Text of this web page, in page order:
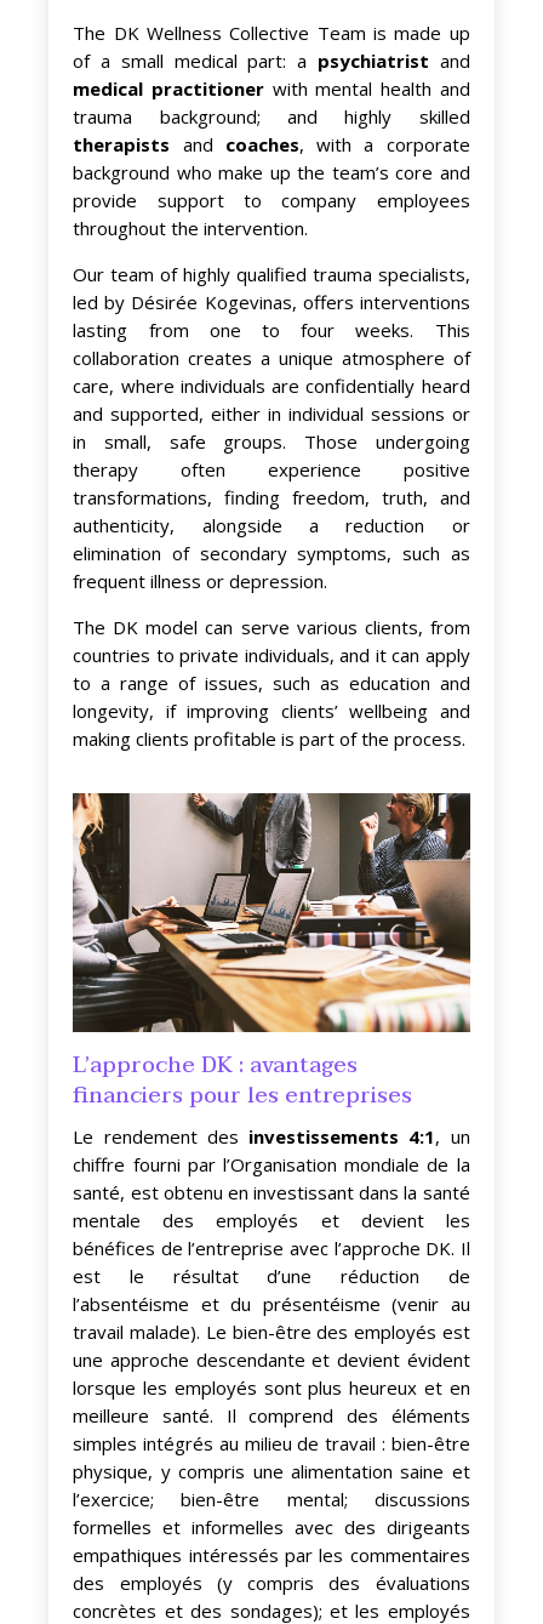
The DK Wellness Collective Team is made up
of a small medical part: a psychiatrist and
medical practitioner with mental health and
trauma background; and highly skilled
therapists and coaches, with a corporate
background who make up the team’s core and
provide support to company employees
throughout the intervention.
Our team of highly qualified trauma specialists,
led by Désirée Kogevinas, offers interventions
lasting from one to four weeks. This
collaboration creates a unique atmosphere of
care, where individuals are confidentially heard
and supported, either in individual sessions or
in small, safe groups. Those undergoing
therapy often experience positive
transformations, finding freedom, truth, and
authenticity, alongside a reduction or
elimination of secondary symptoms, such as
frequent illness or depression.
The DK model can serve various clients, from
countries to private individuals, and it can apply
to a range of issues, such as education and
longevity, if improving clients’ wellbeing and
making clients profitable is part of the process.
L’approche DK : avantages
financiers pour les entreprises
Le rendement des investissements 4:1, un
chiffre fourni par l’Organisation mondiale de la
santé, est obtenu en investissant dans la santé
mentale des employés et devient les
bénéfices de l’entreprise avec l’approche DK. Il
est le résultat d’une réduction de
l’absentéisme et du présentéisme (venir au
travail malade). Le bien-être des employés est
une approche descendante et devient évident
lorsque les employés sont plus heureux et en
meilleure santé. Il comprend des éléments
simples intégrés au milieu de travail : bien-être
physique, y compris une alimentation saine et
l’exercice; bien-être mental; discussions
formelles et informelles avec des dirigeants
empathiques intéressés par les commentaires
des employés (y compris des évaluations
concrètes et des sondages); et les employés